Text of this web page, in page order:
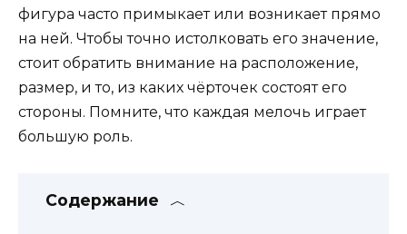
фигура часто примыкает или возникает прямо
на ней. Чтобы точно истолковать его значение,
стоит обратить внимание на расположение,
размер, и то, из каких чёрточек состоят его
стороны. Помните, что каждая мелочь играет
большую роль.
Содержание